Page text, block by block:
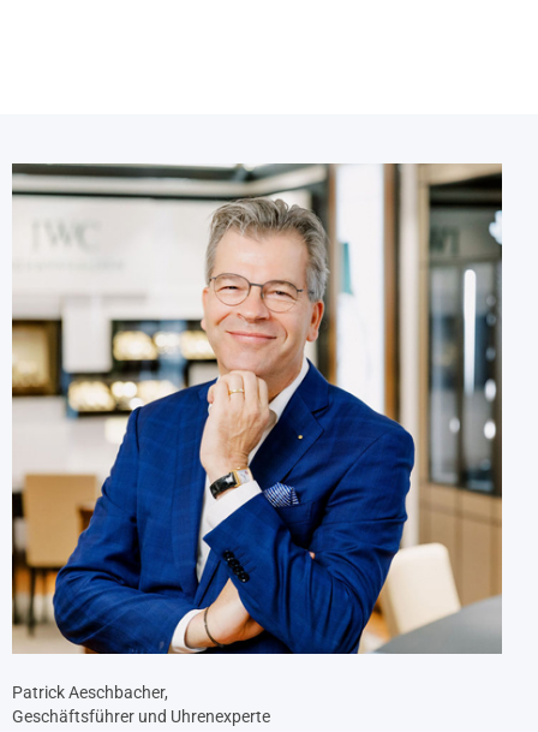
Patrick Aeschbacher,
Geschäftsführer und Uhrenexperte